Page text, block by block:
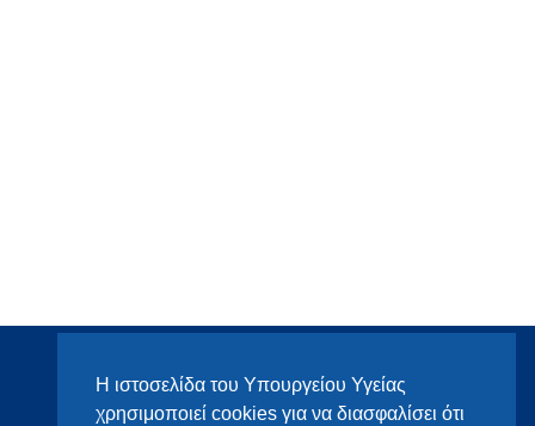
Η ιστοσελίδα του Υπουργείου Υγείας
χρησιμοποιεί cookies για να διασφαλίσει ότι